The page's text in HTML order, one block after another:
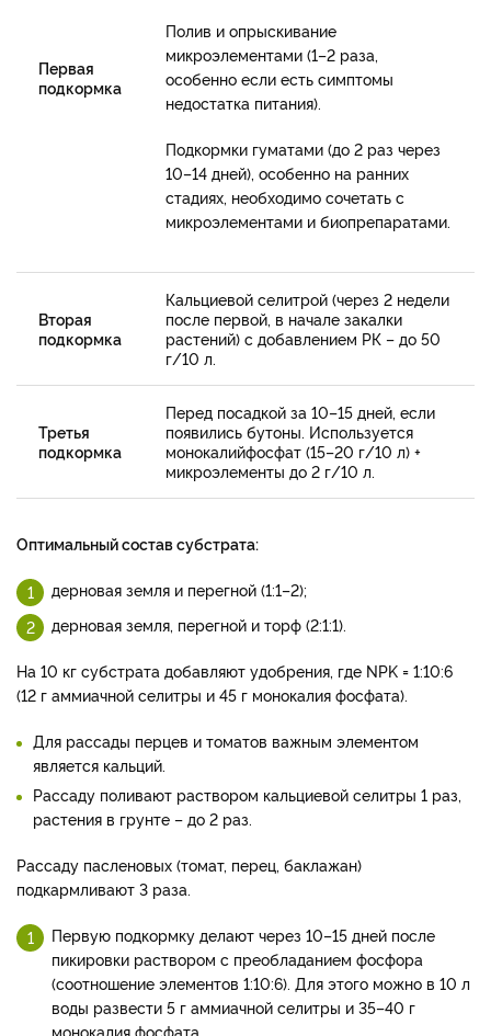
Первая
подкормка
Полив и опрыскивание
микроэлементами (1–2 раза,
особенно если есть симптомы
недостатка питания).
Подкормки гуматами (до 2 раз через
10–14 дней), особенно на ранних
стадиях, необходимо сочетать с
микроэлементами и биопрепаратами.
Вторая
подкормка
Кальциевой селитрой (через 2 недели
после первой, в начале закалки
растений) с добавлением РК – до 50
г/10 л.
Третья
подкормка
Перед посадкой за 10–15 дней, если
появились бутоны. Используется
монокалийфосфат (15–20 г/10 л) +
микроэлементы до 2 г/10 л.
Оптимальный состав субстрата:
дерновая земля и перегной (1:1–2);
дерновая земля, перегной и торф (2:1:1).
На 10 кг субстрата добавляют удобрения, где NPK = 1:10:6
(12 г аммиачной селитры и 45 г монокалия фосфата).
Для рассады перцев и томатов важным элементом
является кальций.
Рассаду поливают раствором кальциевой селитры 1 раз,
растения в грунте – до 2 раз.
Рассаду пасленовых (томат, перец, баклажан)
подкармливают 3 раза.
Первую подкормку делают через 10–15 дней после
пикировки раствором с преобладанием фосфора
(соотношение элементов 1:10:6). Для этого можно в 10 л
воды развести 5 г аммиачной селитры и 35–40 г
монокалия фосфата.